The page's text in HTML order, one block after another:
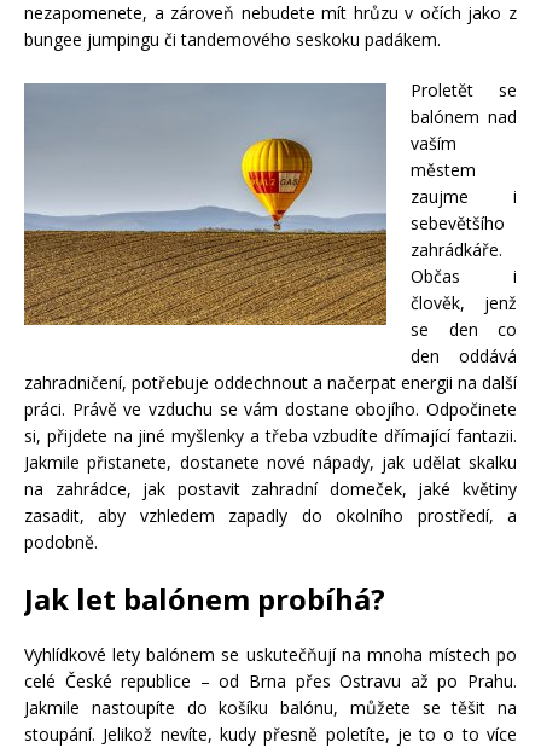
nezapomenete, a zároveň nebudete mít hrůzu v očích jako z
bungee jumpingu či tandemového seskoku padákem.
Proletět se
balónem nad
vaším
městem
zaujme i
sebevětšího
zahrádkáře.
Občas i
člověk, jenž
se den co
den oddává
zahradničení, potřebuje oddechnout a načerpat energii na další
práci. Právě ve vzduchu se vám dostane obojího. Odpočinete
si, přijdete na jiné myšlenky a třeba vzbudíte dřímající fantazii.
Jakmile přistanete, dostanete nové nápady, jak udělat skalku
na zahrádce, jak postavit zahradní domeček, jaké květiny
zasadit, aby vzhledem zapadly do okolního prostředí, a
podobně.
Jak let balónem probíhá?
Vyhlídkové lety balónem se uskutečňují na mnoha místech po
celé České republice – od Brna přes Ostravu až po Prahu.
Jakmile nastoupíte do košíku balónu, můžete se těšit na
stoupání. Jelikož nevíte, kudy přesně poletíte, je to o to více